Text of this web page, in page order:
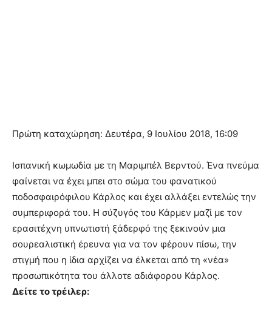
Πρώτη καταχώρηση: Δευτέρα, 9 Ιουλίου 2018, 16:09
Ισπανική κωμωδία με τη Μαριμπέλ Βερντού. Ένα πνεύμα
φαίνεται να έχει μπει στο σώμα του φανατικού
ποδοσφαιρόφιλου Κάρλος και έχει αλλάξει εντελώς την
συμπεριφορά του. Η σύζυγός του Κάρμεν μαζί με τον
ερασιτέχνη υπνωτιστή ξάδερφό της ξεκινούν μια
σουρεαλιστική έρευνα για να τον φέρουν πίσω, την
στιγμή που η ίδια αρχίζει να έλκεται από τη «νέα»
προσωπικότητα του άλλοτε αδιάφορου Κάρλος.
Δείτε το τρέιλερ: